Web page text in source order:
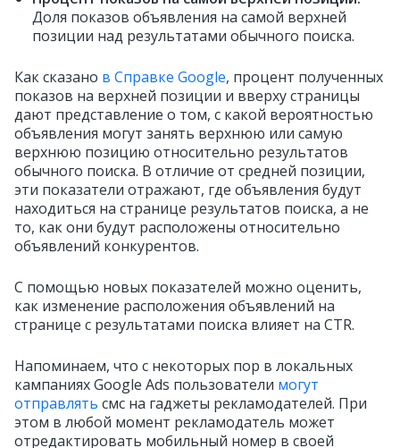
Доля показов объявления на самой верхней
позиции над результатами обычного поиска.
Как сказано в Справке Google, процент полученных
показов на верхней позиции и вверху страницы
дают представление о том, с какой вероятностью
объявления могут занять верхнюю или самую
верхнюю позицию относительно результатов
обычного поиска. В отличие от средней позиции,
эти показатели отражают, где объявления будут
находиться на странице результатов поиска, а не
то, как они будут расположены относительно
объявлений конкурентов.
С помощью новых показателей можно оценить,
как изменение расположения объявлений на
странице с результатами поиска влияет на CTR.
Напоминаем, что с некоторых пор в локальных
кампаниях Google Ads пользователи могут
отправлять смс на гаджеты рекламодателей. При
этом в любой момент рекламодатель может
отредактировать мобильный номер в своей